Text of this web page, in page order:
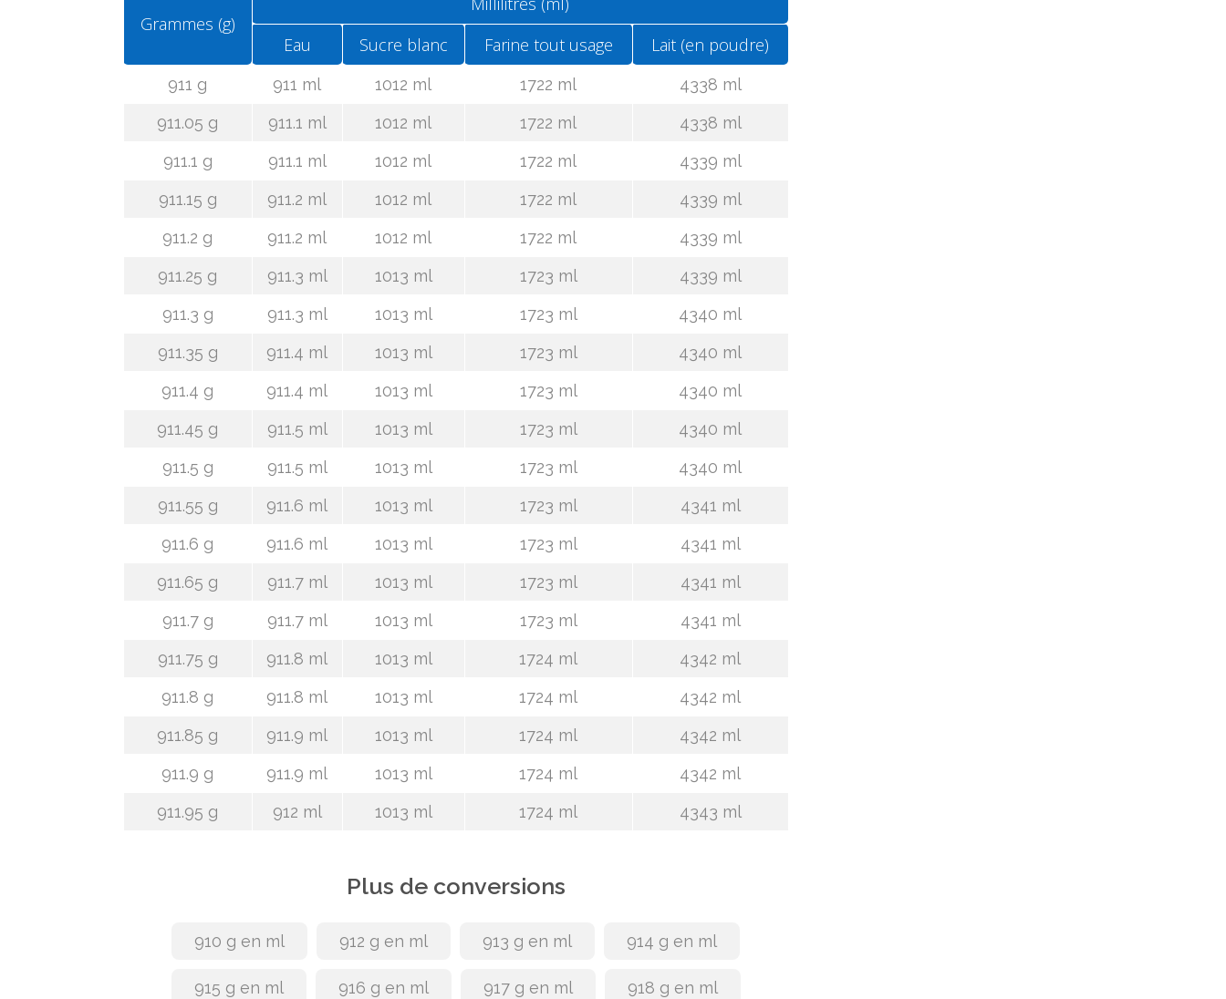
Grammes (g)
Eau
Sucre blanc Farine tout usage Lait (en poudre)
911 g 911 ml 1012 ml 1722 ml
4338 ml
911.05 g
911.1 ml 1012 ml 1722 ml
4338 ml
911.1 g
911.1 ml 1012 ml 1722 ml
4339 ml
911.15 g
911.2 ml 1012 ml 1722 ml
4339 ml
911.2 g
911.2 ml 1012 ml 1722 ml
4339 ml
911.25 g
911.3 ml 1013 ml 1723 ml
4339 ml
911.3 g
911.3 ml 1013 ml 1723 ml
4340 ml
911.35 g
911.4 ml 1013 ml 1723 ml
4340 ml
911.4 g
911.4 ml 1013 ml 1723 ml
4340 ml
911.45 g
911.5 ml 1013 ml 1723 ml
4340 ml
911.5 g
911.5 ml 1013 ml 1723 ml
4340 ml
911.55 g
911.6 ml 1013 ml 1723 ml
4341 ml
911.6 g
911.6 ml 1013 ml 1723 ml
4341 ml
911.65 g
911.7 ml 1013 ml 1723 ml
4341 ml
911.7 g
911.7 ml 1013 ml 1723 ml
4341 ml
911.75 g
911.8 ml 1013 ml 1724 ml
4342 ml
911.8 g
911.8 ml 1013 ml 1724 ml
4342 ml
911.85 g
911.9 ml 1013 ml 1724 ml
4342 ml
911.9 g
911.9 ml 1013 ml 1724 ml
4342 ml
911.95 g
912 ml 1013 ml 1724 ml 4343 ml
Plus de conversions
910 g en ml 912 g en ml 913 g en ml 914 g en ml
915 g en ml 916 g en ml 917 g en ml 918 g en ml